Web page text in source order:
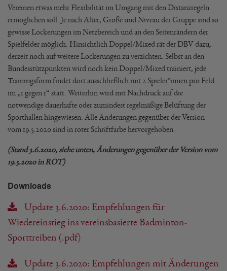
Vereinen etwas mehr Flexibilität im Umgang mit den Distanzregeln
ermöglichen soll. Je nach Alter, Größe und Niveau der Gruppe sind so
gewisse Lockerungen im Netzbereich und an den Seitenrändern der
Spielfelder möglich. Hinsichtlich Doppel/Mixed rät der DBV dazu,
derzeit noch auf weitere Lockerungen zu verzichten. Selbst an den
Bundesstützpunkten wird noch kein Doppel/Mixed trainiert, jede
Trainingsform findet dort ausschließlich mit 2 Spieler*innen pro Feld
im „1 gegen 1“ statt. Weiterhin wird mit Nachdruck auf die
notwendige dauerhafte oder zumindest regelmäßige Belüftung der
Sporthallen hingewiesen. Alle Änderungen gegenüber der Version
vom 19.5.2020 sind in roter Schriftfarbe hervorgehoben.
(Stand 3.6.2020, siehe unten, Änderungen gegenüber der Version vom
19.5.2020 in ROT)
Downloads
Update 3.6.2020: Empfehlungen für
Wiedereinstieg ins vereinsbasierte Badminton-
Sporttreiben (.pdf)
Update 3.6.2020: Empfehlungen mit Änderungen